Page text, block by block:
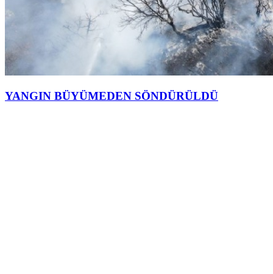
YANGIN BÜYÜMEDEN SÖNDÜRÜLDÜ